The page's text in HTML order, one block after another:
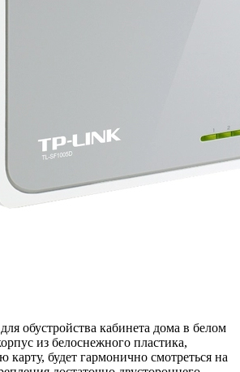
обустройства кабинета дома в белом
из белоснежного пластика,
карту, будет гармонично смотреться на